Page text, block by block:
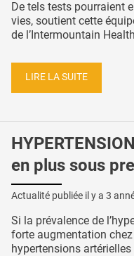
De tels tests pourraient
vies, soutient cette
de l’Intermountain
LIRE LA SUITE
en plus sous
Actualité publiée il y a 3
Si la prévalence de
forte augmentation
hypertensions